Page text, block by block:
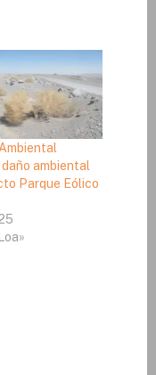
ambiental
Parque Eólico